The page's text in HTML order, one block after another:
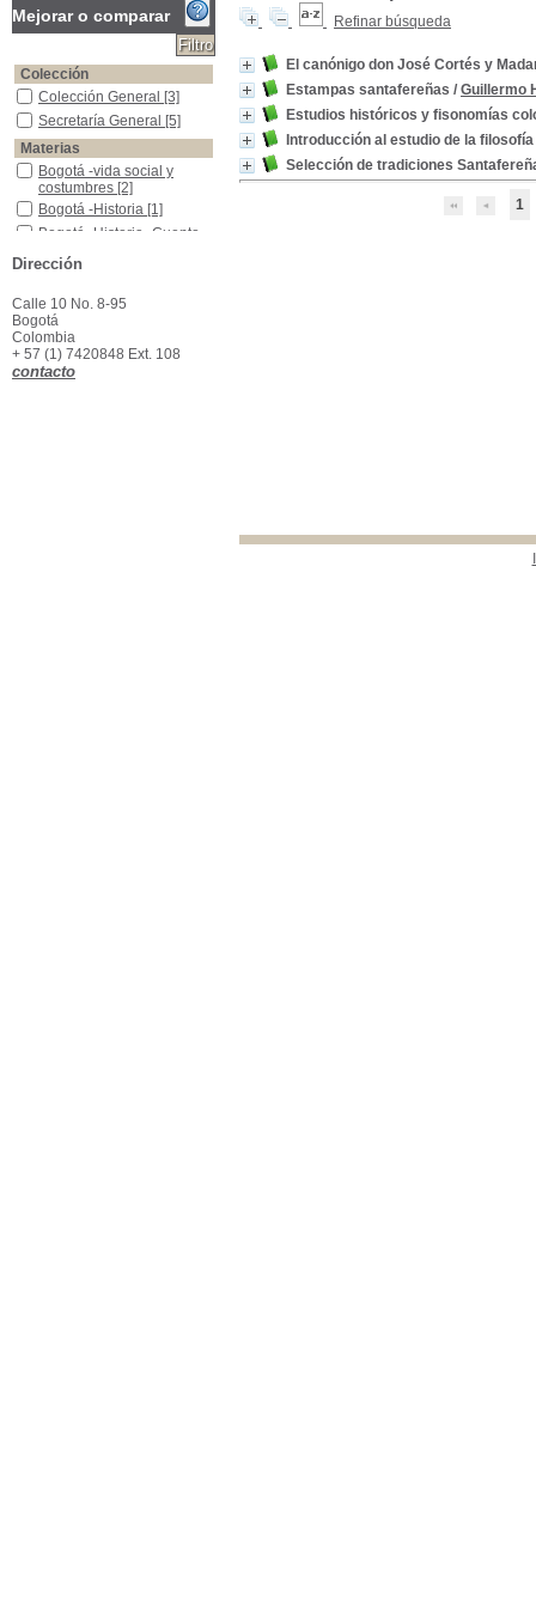
Refinar búsqueda
El canónigo don José Cortés y
Estampas santafereñas / Guillermo
Estudios históricos y fisonomías
Introducción al estudio de la
Selección de tradiciones
1
Mejorar o comparar
Colección
Colección General
Colección General [3]
Secretaría General
Secretaría General [5]
Materias
Bogotá -vida social y costumbres
Bogotá -vida social y
costumbres [2]
Bogotá -Historia
Bogotá -Historia [1]
Bogotá -Historia -Cuento
Bogotá -Historia -Cuento
Colombia -Historia --1810
Colombia -Historia --1810
Filosofía de la Historia
Filosofía de la Historia
Dirección
Calle 10 No. 8-95
Bogotá
Colombia
+ 57 (1) 7420848 Ext. 108
contacto